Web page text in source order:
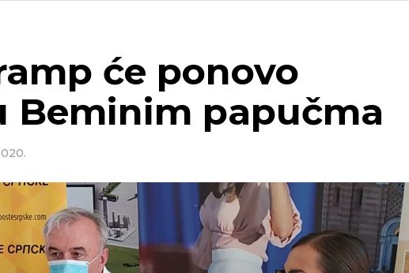
će ponovo
Beminim papučma